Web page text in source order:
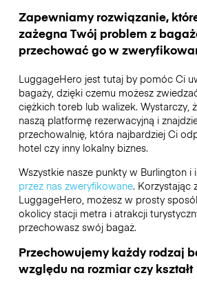
Zapewniamy rozwiązanie,
zażegna Twój problem z
przechować go w
LuggageHero jest tutaj by pomóc Ci
bagaży, dzięki czemu możesz
ciężkich toreb lub walizek. Wystarczy,
naszą platformę rezerwacyjną i
przechowalnię, która najbardziej Ci
hotel czy inny lokalny biznes.
Wszystkie nasze punkty w Burlington i
przez nas zweryfikowane. Korzystając
LuggageHero, możesz w prosty
okolicy stacji metra i atrakcji
przechowasz swój bagaż.
Przechowujemy każdy rodzaj
względu na rozmiar czy kształt